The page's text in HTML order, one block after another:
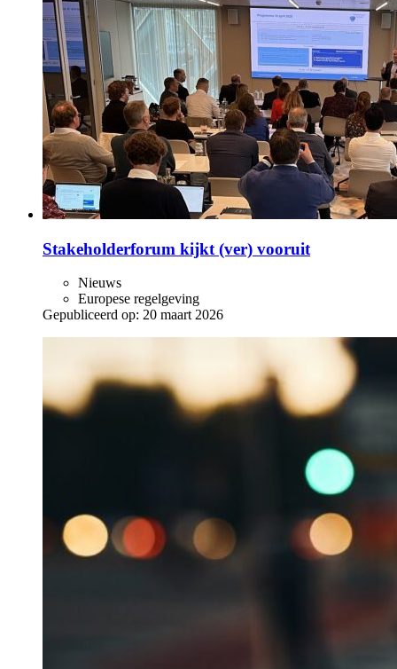
Stakeholderforum kijkt (ver) vooruit
Nieuws
Europese regelgeving
Gepubliceerd op: 20 maart 2026